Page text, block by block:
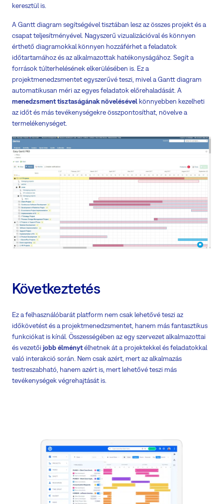
keresztül is.
A Gantt diagram segítségével tisztában lesz az összes projekt és a
csapat teljesítményével. Nagyszerű vizualizációval és könnyen
érthető diagramokkal könnyen hozzáférhet a feladatok
időtartamához és az alkalmazottak hatékonyságához. Segít a
források túlterhelésének elkerülésében is. Ez a
projektmenedzsmentet egyszerűvé teszi, mivel a Gantt diagram
automatikusan méri az egyes feladatok előrehaladását. A
menedzsment tisztaságának növelésével könnyebben kezelheti
az időt és más tevékenységekre összpontosíthat, növelve a
termelékenységet.
Következtetés
Ez a felhasználóbarát platform nem csak lehetővé teszi az
időkövetést és a projektmenedzsmentet, hanem más fantasztikus
funkciókat is kínál. Összességében az egy szervezet alkalmazottai
és vezetőijobb élménytélhetnek át a projektekkel és feladatokkal
való interakció során. Nem csak azért, mert az alkalmazás
testreszabható, hanem azért is, mert lehetővé teszi más
tevékenységek végrehajtását is.